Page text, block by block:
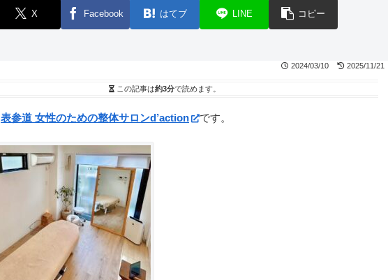
X Facebook はてブ LINE コピー
2024/03/10 2025/11/21
この記事は約3分で読めます。
表参道 女性のための整体サロンd’action です。